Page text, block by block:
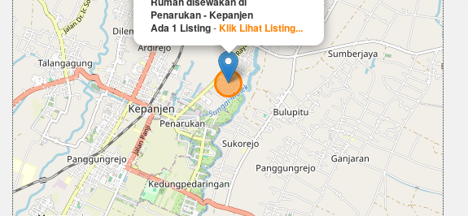
Penarukan - Kepanjen
Ada 1 Listing-Klik Lihat Listing...